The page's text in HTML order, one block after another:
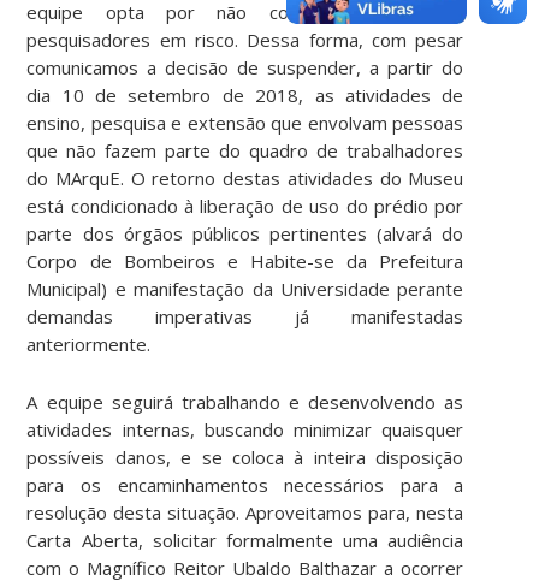
equipe opta por não colocar visitantes e
pesquisadores em risco. Dessa forma, com pesar
comunicamos a decisão de suspender, a partir do
dia 10 de setembro de 2018, as atividades de
ensino, pesquisa e extensão que envolvam pessoas
que não fazem parte do quadro de trabalhadores
do MArquE. O retorno destas atividades do Museu
está condicionado à liberação de uso do prédio por
parte dos órgãos públicos pertinentes (alvará do
Corpo de Bombeiros e Habite-se da Prefeitura
Municipal) e manifestação da Universidade perante
demandas imperativas já manifestadas
anteriormente.
A equipe seguirá trabalhando e desenvolvendo as
atividades internas, buscando minimizar quaisquer
possíveis danos, e se coloca à inteira disposição
para os encaminhamentos necessários para a
resolução desta situação. Aproveitamos para, nesta
Carta Aberta, solicitar formalmente uma audiência
com o Magnífico Reitor Ubaldo Balthazar a ocorrer